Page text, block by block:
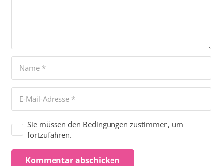
Sie müssen den Bedingungen zustimmen, um
fortzufahren.
Kommentar abschicken